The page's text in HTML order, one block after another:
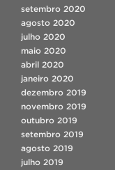
setembro 2020
agosto 2020
julho 2020
maio 2020
abril 2020
janeiro 2020
dezembro 2019
novembro 2019
outubro 2019
setembro 2019
agosto 2019
julho 2019